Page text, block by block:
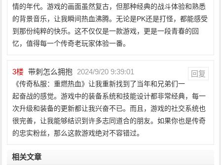
情的年代。游戏的画面虽然复古，但那种经典的战斗体验和熟悉
的背景音乐，让我瞬间热血沸腾。无论是PK还是打怪，都能感受
到那份纯粹的快乐。这不仅仅是一款游戏，更是一段青春的回
忆，值得每一个传奇老玩家体验一番。
3楼 带刺怎么拥抱 2024/9/20 9:39:01 回复
《传奇私服：重燃热血》让我重新找到了当年和兄弟们一
起奋战的感觉。游戏中的装备系统和技能设计都非常经典，每一
次升级和装备的更新都让我兴奋不已。而且，游戏的社交系统也
很完善，让我能够结识到许多志同道合的朋友。如果你也是传奇
的忠实粉丝，那么这款游戏绝对不容错过。
相关文章